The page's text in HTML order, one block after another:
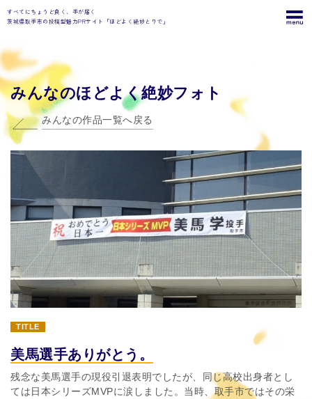
すべてにちょうど良く、手が届く
茨城県取手市の投稿型魅力PRサイト「ほどよく絶妙とりで」
みんなのほどよく絶妙フォト
みんなの作品一覧へ戻る
TITLE
美馬選手ありがとう。
残念な美馬選手の現役引退表明でしたが、同じ高校出身者とし
ては日本シリーズMVPに涙しました。当時、取手市ではその栄